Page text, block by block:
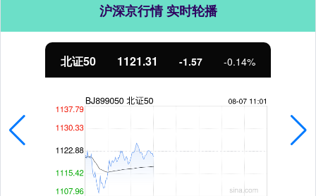
沪深京行情 实时轮播
北证50 1121.31 -1.57 -0.14%